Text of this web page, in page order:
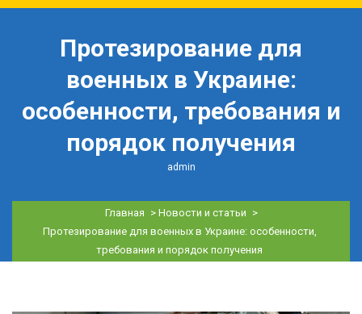
Протезирование для
военных в Украине:
особенности, требования и
порядок получения
admin
Главная > Новости и статьи >
Протезирование для военных в Украине: особенности,
требования и порядок получения